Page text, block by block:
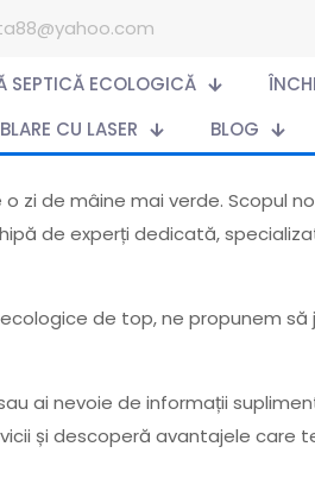
SEPTICĂ ECOLOGICĂ
CU LASER
BLOG
zi de mâine mai verde. Scopul
de experți dedicată,
de top, ne propunem
ai nevoie de informații
și descoperă avantajele